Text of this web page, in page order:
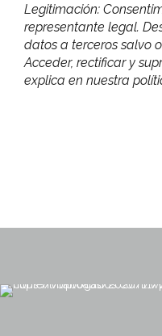
Legitimación:
representante legal.
datos a terceros salvo
Acceder, rectificar y
explica en nuestra